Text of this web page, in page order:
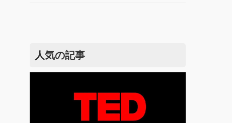
人気の記事